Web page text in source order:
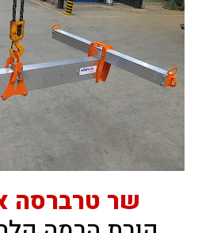
שר טרברסה